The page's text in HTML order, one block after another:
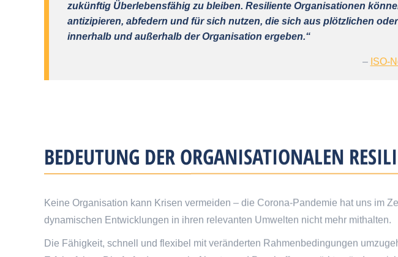
zukünftig Überlebensfähig zu bleiben. Resiliente Organisationen
antizipieren, abfedern und für sich nutzen, die sich aus plötzlichen
innerhalb und außerhalb der Organisation ergeben.“
–ISO-
BEDEUTUNG DER ORGANISATIONALEN
Keine Organisation kann Krisen vermeiden – die Corona-Pandemie hat uns im
dynamischen Entwicklungen in ihren relevanten Umwelten nicht mehr mithalten.
Die Fähigkeit, schnell und flexibel mit veränderten Rahmenbedingungen